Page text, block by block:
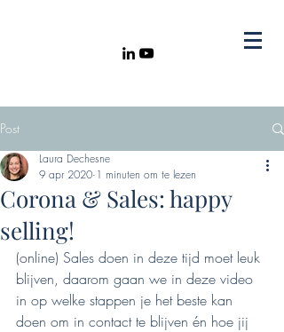
Post
Corona & Sales: happy
selling!
Laura Dechesne
9 apr 2020 1 minuten om te lezen
(online) Sales doen in deze tijd moet leuk
blijven, daarom gaan we in deze video
in op welke stappen je het beste kan
doen om in contact te blijven én hoe jij